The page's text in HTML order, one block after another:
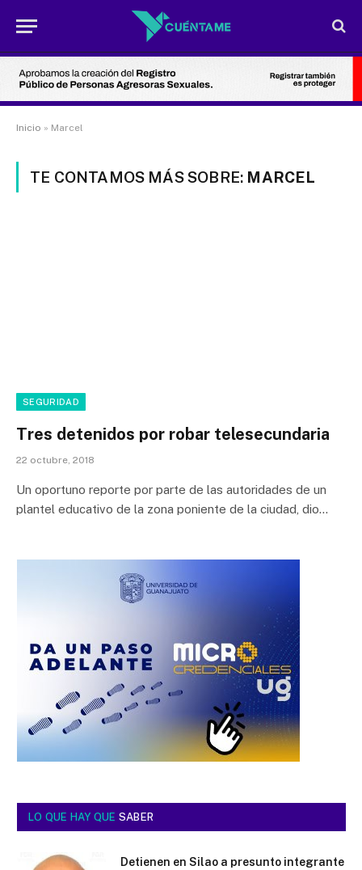
Inicio » Marcel
TE CONTAMOS MÁS SOBRE: MARCEL
SEGURIDAD
Tres detenidos por robar telesecundaria
22 octubre, 2018
Un oportuno reporte por parte de las autoridades de un
plantel educativo de la zona poniente de la ciudad, dio…
LO QUE HAY QUE SABER
Detienen en Silao a presunto integrante